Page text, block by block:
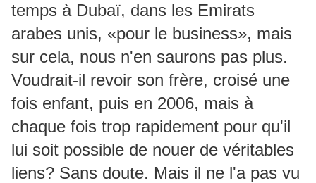
temps à Dubaï, dans les Emirats
arabes unis, «pour le business», mais
sur cela, nous n'en saurons pas plus.
Voudrait-il revoir son frère, croisé une
fois enfant, puis en 2006, mais à
chaque fois trop rapidement pour qu'il
lui soit possible de nouer de véritables
liens? Sans doute. Mais il ne l'a pas vu